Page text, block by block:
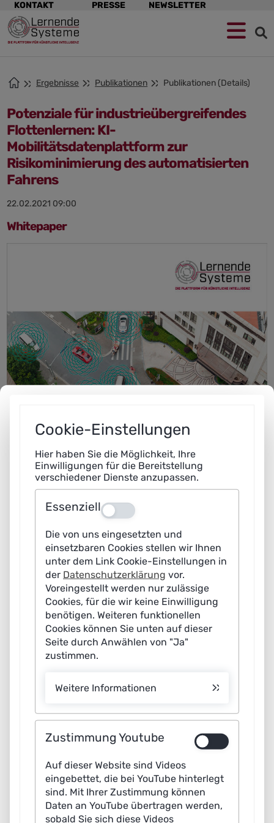
Zur
Navigation
springen
Zum
Hauptinhalt
springen
Zum
Footer
springen
Navigation
überspringen
KONTAKT PRESSE NEWSLETTER
Ergebnisse Publikationen Publikationen (Details)
Potenziale für industrieübergreifendes
Flottenlernen: KI-
Mobilitätsdatenplattform zur
Risikominimierung des automatisierten
Fahrens
22.02.2021 09:00
Whitepaper
Autos, Busse und LKW können sich mithilfe von
Künstlicher Intelligenz in Testumgebungen zunehmend
automatisierte Fahren die Verkehrssicherheit erhöhen,
Während die Technologie in nahezu allen
Verkehrssituationen sicher funktioniert, verbleibt in
seltenen Sonderfällen ein Restrisiko, dass sich das
automatisierte Fahrzeug falsch verhält. Expertinnen
und Experten der Plattform Lernende Systeme
empfehlen in einem neuen Whitepaper eine KI-
Mobilitätsdatenplattform für industrieübergreifendes
Cookie-Einstellungen
Hier haben Sie die Möglichkeit, Ihre
Einwilligungen für die Bereitstellung
verschiedener Dienste anzupassen.
Essenziell Aus
Die von uns eingesetzten und
einsetzbaren Cookies stellen wir Ihnen
unter dem Link Cookie-Einstellungen in
der Datenschutzerklärung vor.
Voreingestellt werden nur zulässige
Cookies, für die wir keine Einwilligung
benötigen. Weiteren funktionellen
Cookies können Sie unten auf dieser
Seite durch Anwählen von "Ja"
zustimmen.
Weitere Informationen
Zustimmung Youtube
Auf dieser Website sind Videos
eingebettet, die bei YouTube hinterlegt
sind. Mit Ihrer Zustimmung können
Daten an YouTube übertragen werden,
sobald Sie sich diese Videos